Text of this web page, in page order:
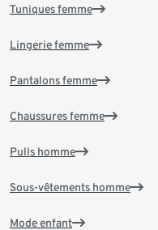
Tuniques femme
Lingerie femme
Pantalons femme
Chaussures femme
Pulls homme
Sous-vêtements homme
Mode enfant